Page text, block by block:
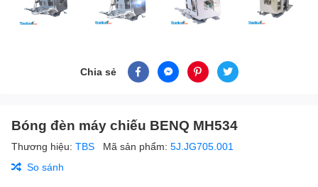
Chia sẻ
Bóng đèn máy chiếu BENQ MH534
Thương hiệu: TBS Mã sản phẩm: 5J.JG705.001
So sánh